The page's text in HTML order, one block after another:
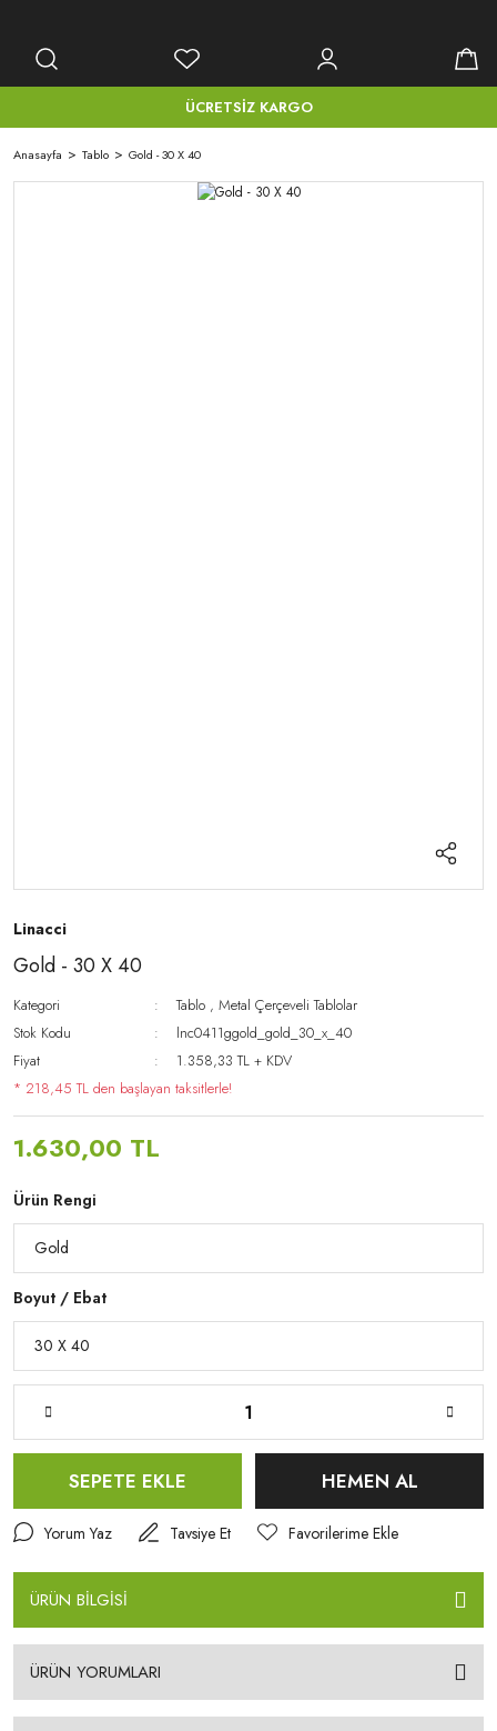
ÜCRETSİZ KARGO
Anasayfa Tablo Gold - 30 X 40
Linacci
Gold - 30 X 40
Kategori Tablo ,Metal Çerçeveli Tablolar
Stok Kodu
lnc0411ggold_gold_30_x_40
Fiyat
1.358,33 TL + KDV
* 218,45 TL den başlayan taksitlerle!
1.630,00 TL
Ürün Rengi
Boyut / Ebat
SEPETE EKLE HEMEN AL
Yorum Yaz Tavsiye Et
ÜRÜN BİLGİSİ
ÜRÜN YORUMLARI